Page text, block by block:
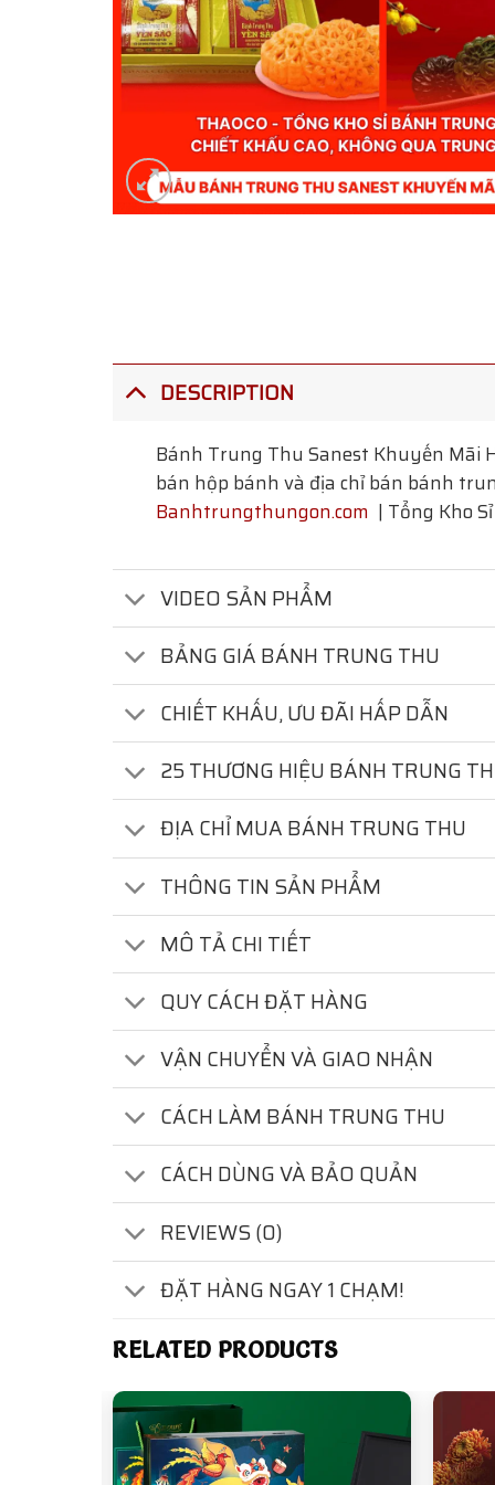
DESCRIPTION
Bánh Trung Thu Sanest Khuyến Mãi
bán hộp bánh và địa chỉ bán bánh
Banhtrungthungon.com | Tổng Kho
VIDEO SẢN PHẨM
BẢNG GIÁ BÁNH TRUNG THU
CHIẾT KHẤU, ƯU ĐÃI HẤP DẪN
25 THƯƠNG HIỆU BÁNH TRUNG
ĐỊA CHỈ MUA BÁNH TRUNG THU
THÔNG TIN SẢN PHẨM
MÔ TẢ CHI TIẾT
QUY CÁCH ĐẶT HÀNG
VẬN CHUYỂN VÀ GIAO NHẬN
CÁCH LÀM BÁNH TRUNG THU
CÁCH DÙNG VÀ BẢO QUẢN
REVIEWS (0)
ĐẶT HÀNG NGAY 1 CHẠM!
RELATED PRODUCTS